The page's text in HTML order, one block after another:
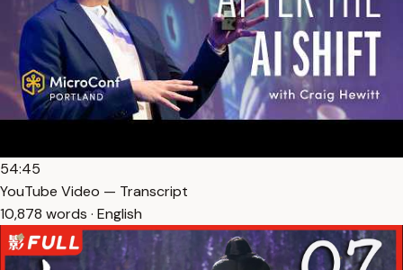
54:45
YouTube Video — Transcript
10,878 words · English